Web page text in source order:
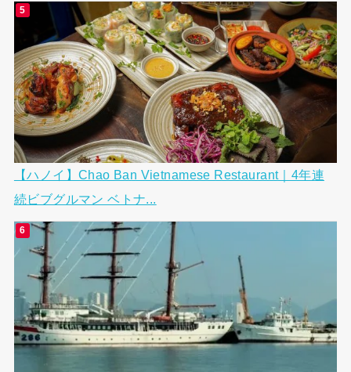
【ハノイ】Chao Ban Vietnamese Restaurant｜4年連
続ビブグルマン ベトナ...